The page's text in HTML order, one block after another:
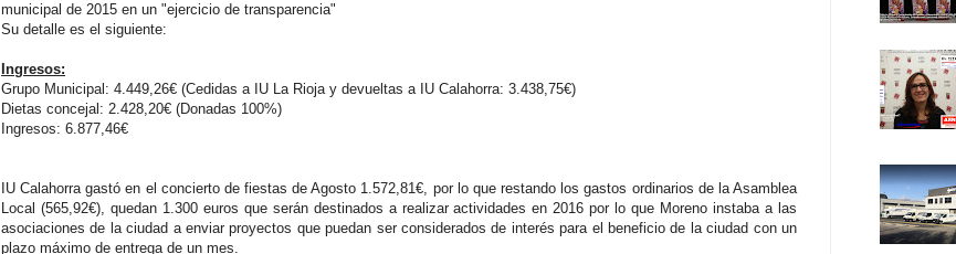
municipal de 2015 en un "ejercicio de transparencia"
Su detalle es el siguiente:
Ingresos:
Grupo Municipal: 4.449,26€ (Cedidas a IU La Rioja y devueltas a IU Calahorra: 3.438,75€)
Dietas concejal: 2.428,20€ (Donadas 100%)
Ingresos: 6.877,46€
IU Calahorra gastó en el concierto de fiestas de Agosto 1.572,81€, por lo que restando los gastos ordinarios de la Asamblea
Local (565,92€), quedan 1.300 euros que serán destinados a realizar actividades en 2016 por lo que Moreno instaba a las
asociaciones de la ciudad a enviar proyectos que puedan ser considerados de interés para el beneficio de la ciudad con un
plazo máximo de entrega de un mes.